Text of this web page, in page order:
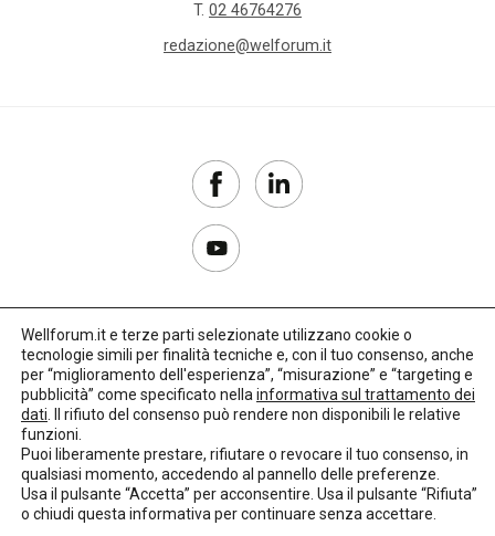
T. 02 46764276
redazione@welforum.it
Copyright 2017–2026
Privacy Policy
Credits: LO Studio
Wellforum.it e terze parti selezionate utilizzano cookie o
tecnologie simili per finalità tecniche e, con il tuo consenso, anche
per “miglioramento dell'esperienza”, “misurazione” e “targeting e
pubblicità” come specificato nella informativa sul trattamento dei
dati . Il rifiuto del consenso può rendere non disponibili le relative
funzioni.
Puoi liberamente prestare, rifiutare o revocare il tuo consenso, in
qualsiasi momento, accedendo al pannello delle preferenze.
Usa il pulsante “Accetta” per acconsentire. Usa il pulsante “Rifiuta”
o chiudi questa informativa per continuare senza accettare.